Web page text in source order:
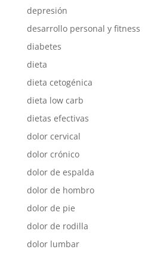
depresión
desarrollo personal y fitness
diabetes
dieta
dieta cetogénica
dieta low carb
dietas efectivas
dolor cervical
dolor crónico
dolor de espalda
dolor de hombro
dolor de pie
dolor de rodilla
dolor lumbar